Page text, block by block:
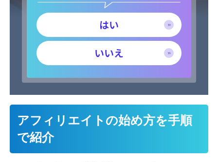
はい
いいえ
アフィリエイトの始め方を手順
で紹介